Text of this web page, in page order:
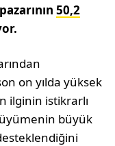
50,2
on yılda yüksek
ilginin istikrarlı
büyük